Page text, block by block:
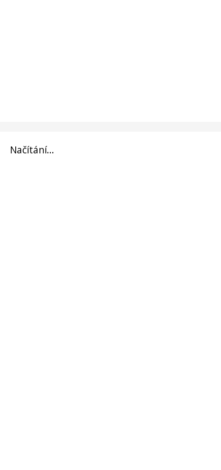
Načítání...